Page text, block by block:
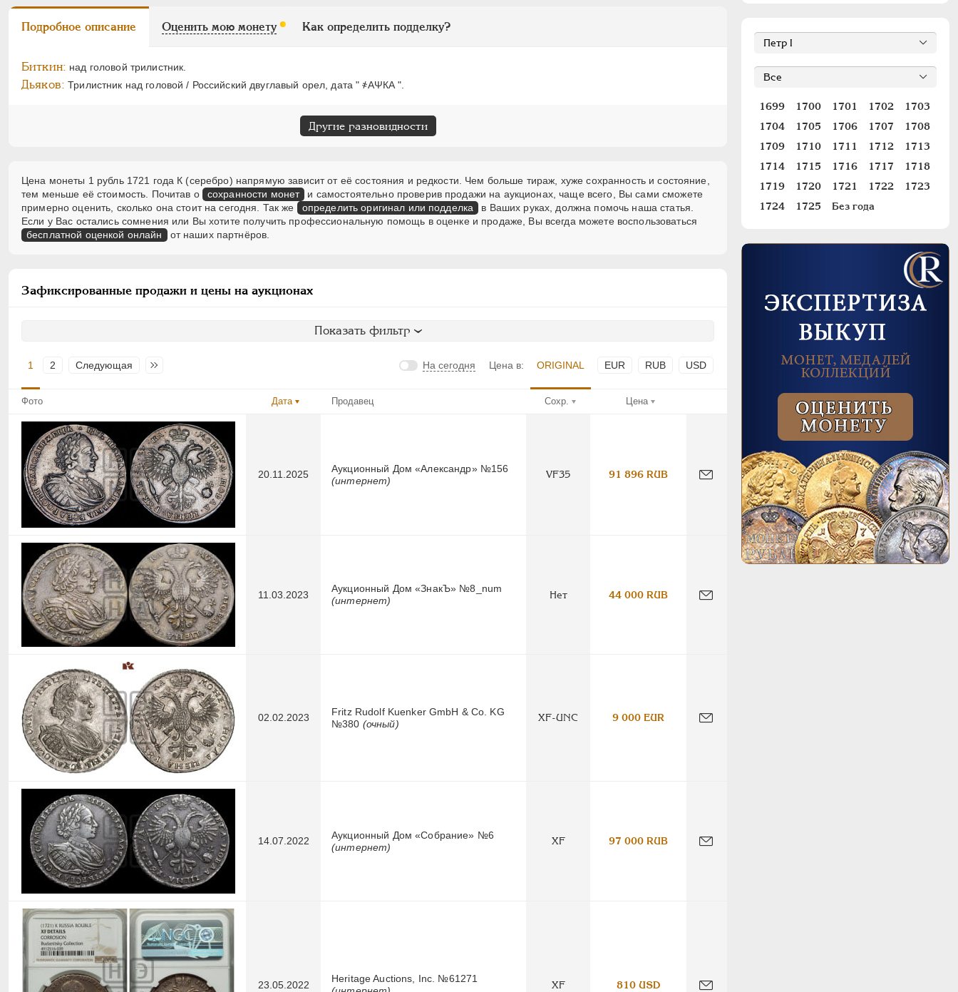
Подробное описание Оценить мою монету Как определить подделку?
Биткин: над головой трилистник.
Дьяков: Трилистник над головой / Российский двуглавый орел, дата " ҂АΨКА ".
Другие разновидности
Цена монеты 1 рубль 1721 года К (серебро) напрямую зависит от её состояния и редкости. Чем больше тираж, хуже сохранность и состояние,
тем меньше её стоимость. Почитав о
сохранности монет
и самостоятельно проверив продажи на аукционах, чаще всего, Вы сами сможете
примерно оценить, сколько она стоит на сегодня. Так же
определить оригинал или подделка
в Ваших руках, должна помочь наша статья.
Если у Вас остались сомнения или Вы хотите получить профессиональную помощь в оценке и продаже, Вы всегда можете воспользоваться
бесплатной оценкой онлайн от наших партнёров.
Зафиксированные продажи и цены на аукционах
Показать фильтр
1 2 Следующая Последняя На сегодня Цена в: ORIGINAL EUR RUB USD
Фото Дата Продавец Сохр. Цена
20.11.2025
Аукционный Дом «Александр» №156
(интернет)
VF35 91 896 RUB
11.03.2023
Аукционный Дом «ЗнакЪ» №8_num
(интернет)
Нет 44 000 RUB
02.02.2023
Fritz Rudolf Kuenker GmbH & Co. KG
№380 (очный)
XF-UNC 9 000 EUR
14.07.2022
Аукционный Дом «Собрание» №6
(интернет)
XF 97 000 RUB
23.05.2022
Heritage Auctions, Inc. №61271
XF 810 USD
1699 1700 1701 1702
1703
1704
1705 1706 1707
1708
1709
1710 1711 1712
1713
1714
1715 1716 1717
1718
1719
1720 1721 1722
1723
1724
1725 Без года